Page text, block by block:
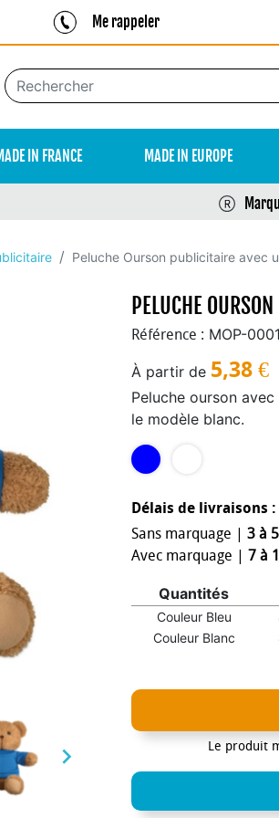
Me rappeler
IN FRANCE MADE IN EUROPE
Peluche Ourson publicitaire avec

PELUCHE
Référence : MOP-
À partir de 5,38 €
Peluche ourson
le modèle blanc.
Délais de livraisons :
Sans marquage | 3 à
Avec marquage | 7 à
Quantités
Couleur Bleu
Couleur Blanc
Le produit